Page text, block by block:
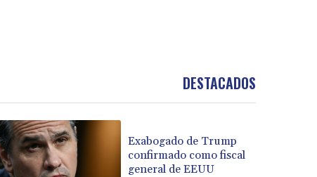
DESTACADOS
Exabogado de Trump
confirmado como fiscal
general de EEUU